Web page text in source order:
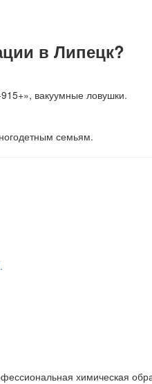
в Липецк?
вакуумные ловушки.
семьям.
.
химическая